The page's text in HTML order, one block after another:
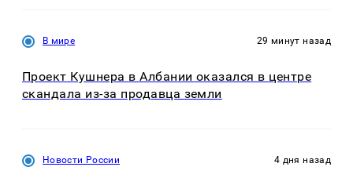
В мире 29 минут назад
Проект Кушнера в Албании оказался в центре
скандала из-за продавца земли
Новости России 4 дня назад